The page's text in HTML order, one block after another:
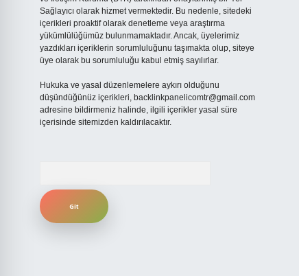
Sağlayıcı olarak hizmet vermektedir. Bu nedenle, sitedeki
içerikleri proaktif olarak denetleme veya araştırma
yükümlülüğümüz bulunmamaktadır. Ancak, üyelerimiz
yazdıkları içeriklerin sorumluluğunu taşımakta olup, siteye
üye olarak bu sorumluluğu kabul etmiş sayılırlar.
Hukuka ve yasal düzenlemelere aykırı olduğunu
düşündüğünüz içerikleri, backlinkpanelicomtr@gmail.com
adresine bildirmeniz halinde, ilgili içerikler yasal süre
içerisinde sitemizden kaldırılacaktır.